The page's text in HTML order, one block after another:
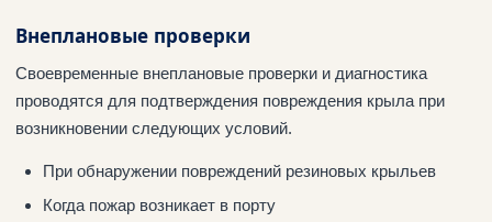
Внеплановые проверки
Своевременные внеплановые проверки и диагностика
проводятся для подтверждения повреждения крыла при
возникновении следующих условий.
При обнаружении повреждений резиновых крыльев
Когда пожар возникает в порту